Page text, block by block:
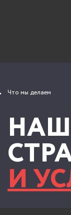
Что мы делаем
И